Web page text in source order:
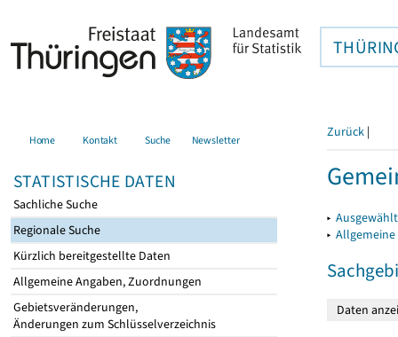
Home Kontakt Suche Newsletter
STATISTISCHE DATEN
Sachliche Suche
Regionale Suche
Kürzlich bereitgestellte Daten
Allgemeine Angaben, Zuordnungen
Gebietsveränderungen,
Änderungen zum Schlüsselverzeichnis
Zurück |
▸
▸